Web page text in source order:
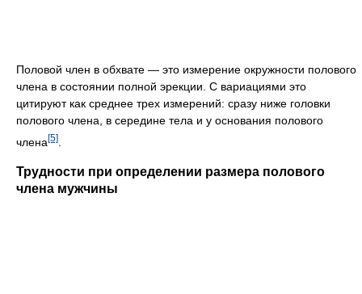
Половой член в обхвате — это измерение окружности полового
члена в состоянии полной эрекции. С вариациями это
цитируют как среднее трех измерений: сразу ниже головки
полового члена, в середине тела и у основания полового
члена[5]
Трудности при определении размера полового
члена мужчины